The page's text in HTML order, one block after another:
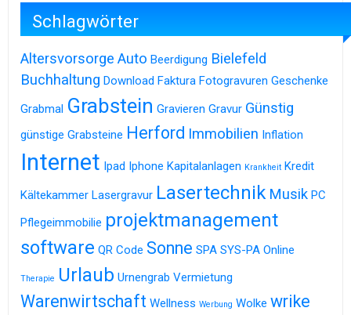
Schlagwörter
Altersvorsorge Auto Beerdigung Bielefeld
Buchhaltung Download Faktura Fotogravuren Geschenke
Grabmal Grabstein Gravieren Gravur Günstig
günstige Grabsteine Herford Immobilien Inflation
Internet Ipad Iphone Kapitalanlagen Krankheit Kredit
Kältekammer Lasergravur Lasertechnik Musik PC
Pflegeimmobilie projektmanagement
software QR Code Sonne SPA SYS-PA Online
Therapie Urlaub Urnengrab Vermietung
Warenwirtschaft Wellness Werbung Wolke wrike